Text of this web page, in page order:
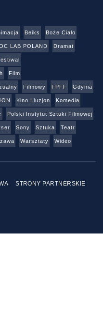
Beiks Boże Ciało
LAB POLAND Dramat
Film
Filmowy FPFF Gdynia
Kino Liuzjon Komedia
Polski Instytut Sztuki Filmowej
Sony Sztuka Teatr
Warsztaty Wideo
STRONY PARTNERSKIE